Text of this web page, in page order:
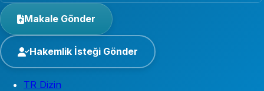
Makale Gönder
Hakemlik İsteği Gönder
TR Dizin